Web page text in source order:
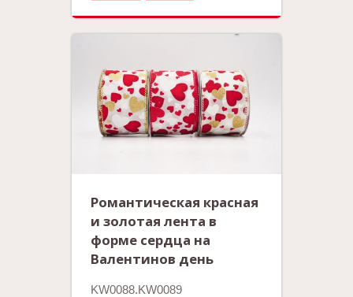
Романтическая красная
и золотая лента в
форме сердца на
Валентинов день
KW0088.KW0089